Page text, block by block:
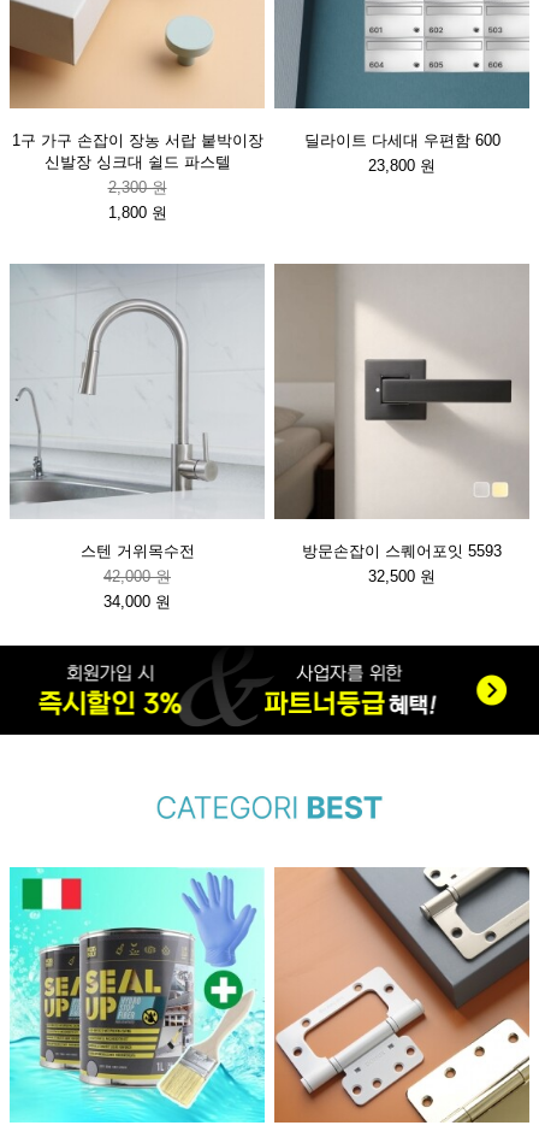
1구 가구 손잡이 장농 서랍 붙박이장
신발장 싱크대 쉴드 파스텔
2,300 원
1,800 원
딜라이트 다세대 우편함 600
23,800 원
스텐 거위목수전
42,000 원
34,000 원
방문손잡이 스퀘어포잇 5593
32,500 원